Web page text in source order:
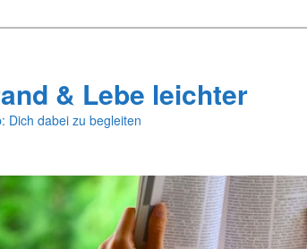
& Lebe leichter
Dich dabei zu begleiten